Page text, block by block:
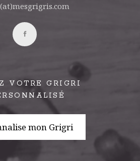
VOTRE GRIGRI
mon Grigri